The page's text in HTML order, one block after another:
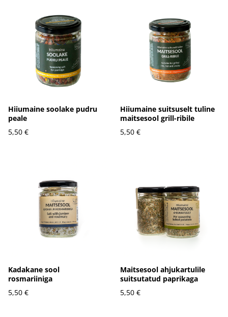
Hiiumaine soolake pudru
peale
5,50 €
Hiiumaine suitsuselt tuline
maitsesool grill-ribile
5,50 €
Kadakane sool
rosmariiniga
5,50 €
Maitsesool ahjukartulile
suitsutatud paprikaga
5,50 €